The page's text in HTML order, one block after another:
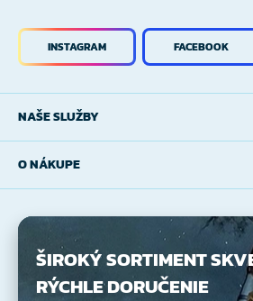
NAŠE SLUŽBY
O NÁKUPE
INSTAGRAM FACEBOOK
ŠIROKÝ SORTIMENT
RÝCHLE DORUČENIE